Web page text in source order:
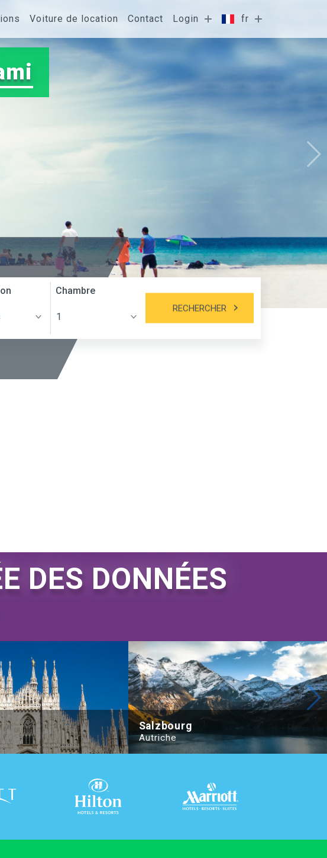
Voiture de location Contact Login fr
Chambre
RECHERCHER
DES DONNÉES
Crowne Plaza Milan City by IHG
Salzbourg
Autriche